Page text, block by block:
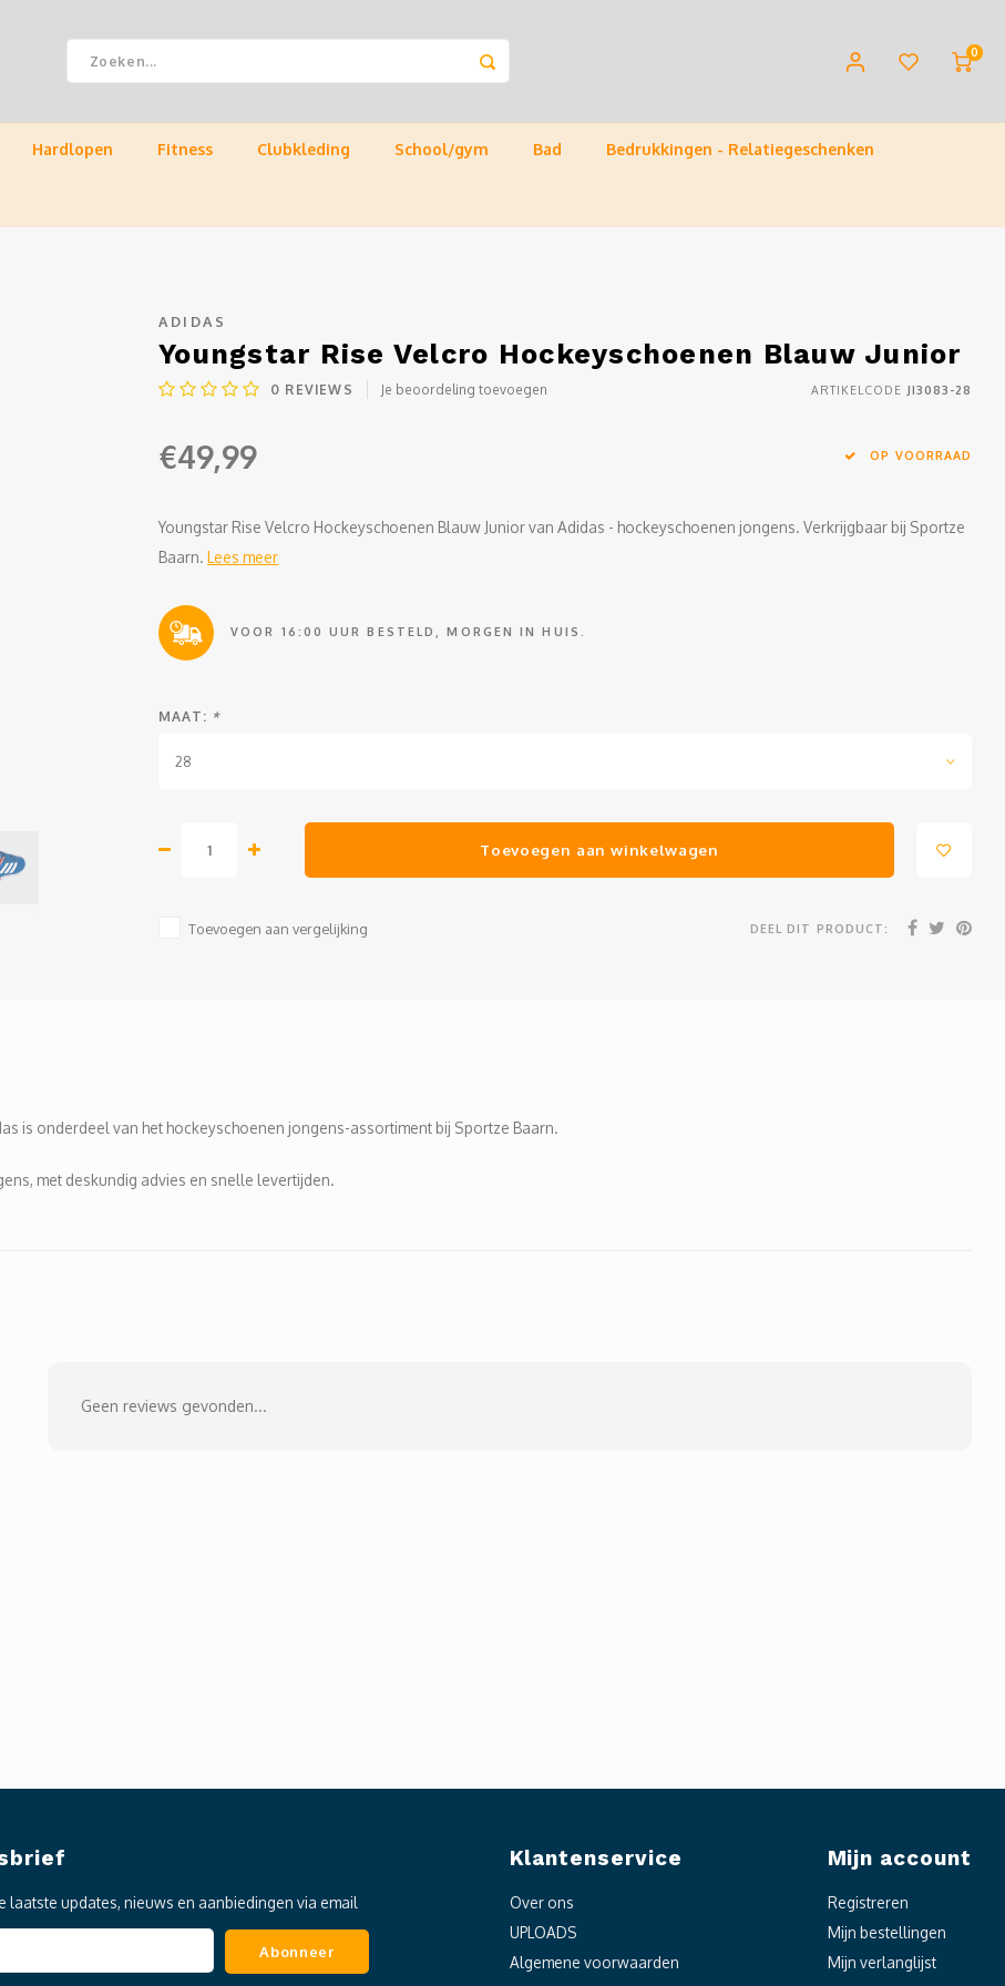
0
Hardlopen Fitness Clubkleding School/gym Bad Bedrukkingen - Relatiegeschenken
ADIDAS
Youngstar Rise Velcro Hockeyschoenen Blauw Junior
0 REVIEWS Je beoordeling toevoegen ARTIKELCODE JI3083-28
€49,99 OP VOORRAAD
Youngstar Rise Velcro Hockeyschoenen Blauw Junior van Adidas - hockeyschoenen jongens. Verkrijgbaar bij Sportze
Baarn. Lees meer
VOOR 16:00 UUR BESTELD, MORGEN IN HUIS.
MAAT: *
28
Toevoegen aan winkelwagen
Toevoegen aan vergelijking DEEL DIT PRODUCT:
is onderdeel van het hockeyschoenen jongens-assortiment bij Sportze Baarn.
met deskundig advies en snelle levertijden.
Geen reviews gevonden...
laatste updates, nieuws en aanbiedingen via email
Abonneer
Klantenservice
Over ons
UPLOADS
Algemene voorwaarden
Mijn account
Registreren
Mijn bestellingen
Mijn verlanglijst